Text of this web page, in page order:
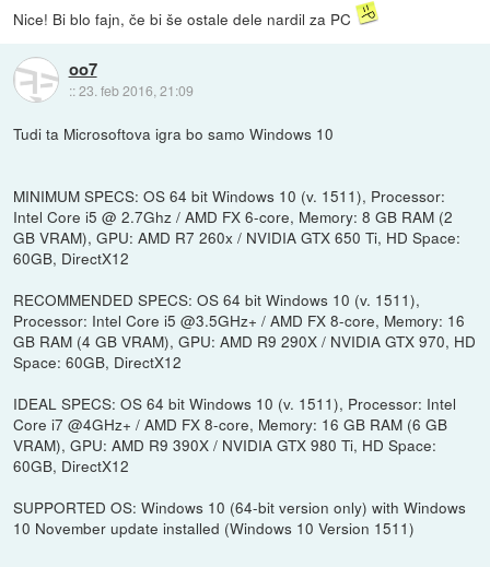
Nice! Bi blo fajn, če bi še ostale dele nardil za PC
oo7
::23. feb 2016, 21:09
Tudi ta Microsoftova igra bo samo Windows 10
MINIMUM SPECS: OS 64 bit Windows 10 (v. 1511), Processor:
Intel Core i5 @ 2.7Ghz / AMD FX 6-core, Memory: 8 GB RAM (2
GB VRAM), GPU: AMD R7 260x / NVIDIA GTX 650 Ti, HD Space:
60GB, DirectX12
RECOMMENDED SPECS: OS 64 bit Windows 10 (v. 1511),
Processor: Intel Core i5 @3.5GHz+ / AMD FX 8-core, Memory: 16
GB RAM (4 GB VRAM), GPU: AMD R9 290X / NVIDIA GTX 970, HD
Space: 60GB, DirectX12
IDEAL SPECS: OS 64 bit Windows 10 (v. 1511), Processor: Intel
Core i7 @4GHz+ / AMD FX 8-core, Memory: 16 GB RAM (6 GB
VRAM), GPU: AMD R9 390X / NVIDIA GTX 980 Ti, HD Space:
60GB, DirectX12
SUPPORTED OS: Windows 10 (64-bit version only) with Windows
10 November update installed (Windows 10 Version 1511)